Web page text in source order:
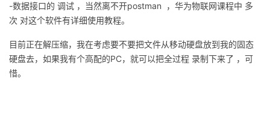
验
收
藏
议
-数据接口的 调试 ，当然离不开postman ，华为物联网课程中 多
次 对这个软件有详细使用教程。
目前正在解压缩，我在考虑要不要把文件从移动硬盘放到我的固态
硬盘去，如果我有个高配的PC，就可以把全过程 录制下来了 ，可
惜。